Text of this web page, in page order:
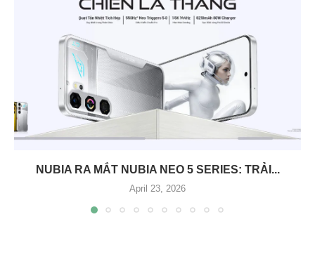
NUBIA RA MẮT NUBIA NEO 5 SERIES: TRẢI...
April 23, 2026